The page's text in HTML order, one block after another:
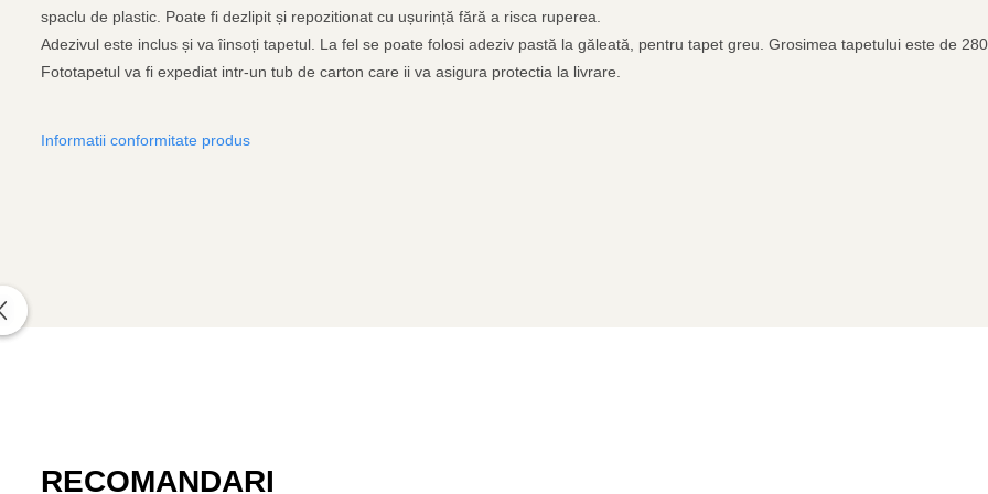
spaclu de plastic. Poate fi dezlipit și repozitionat cu ușurință fără a risca ruperea.
Adezivul este inclus și va îinsoți tapetul. La fel se poate folosi adeziv pastă la găleată, pentru tapet greu. Grosimea tapetului este de
Fototapetul va fi expediat intr-un tub de carton care ii va asigura protectia la livrare.
Informatii conformitate produs
RECOMANDARI